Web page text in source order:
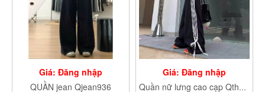
Giá: Đăng nhập
QUẦN jean Qjean936
Giá: Đăng nhập
Quần nữ lưng cao cạp Qthunbonsoc362